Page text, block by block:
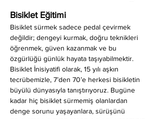
Bisiklet Eğitimi
Bisiklet sürmek sadece pedal çevirmek
değildir; dengeyi kurmak, doğru teknikleri
öğrenmek, güven kazanmak ve bu
özgürlüğü günlük hayata taşıyabilmektir.
Bisiklet İnisiyatifi olarak, 15 yılı aşkın
tecrübemizle, 7’den 70’e herkesi bisikletin
büyülü dünyasıyla tanıştırıyoruz. Bugüne
kadar hiç bisiklet sürmemiş olanlardan
denge sorunu yaşayanlara, sürüşünü